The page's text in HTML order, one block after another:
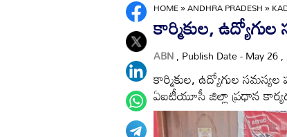
HOME»ANDHRA PRADESH»
కార్మికుల,
ABN, Publish Date - May 26
కార్మికుల, ఉద్యోగుల
ఏఐటీయూసీ జిల్లా ప్రధాన